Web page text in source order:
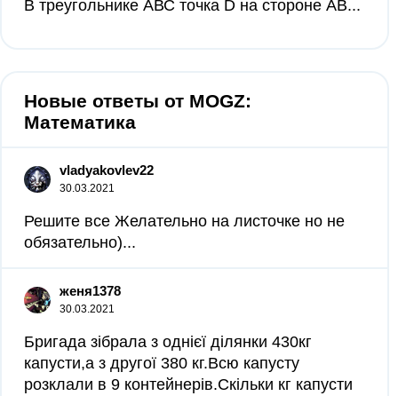
В треугольнике АВС точка D на стороне АВ...
Новые ответы от MOGZ:
Математика
vladyakovlev22
30.03.2021
Решите все Желательно на листочке но не
обязательно)...
женя1378
30.03.2021
Бригада зібрала з однієї ділянки 430кг
капусти,а з другої 380 кг.Всю капусту
розклали в 9 контейнерів.Скільки кг капусти